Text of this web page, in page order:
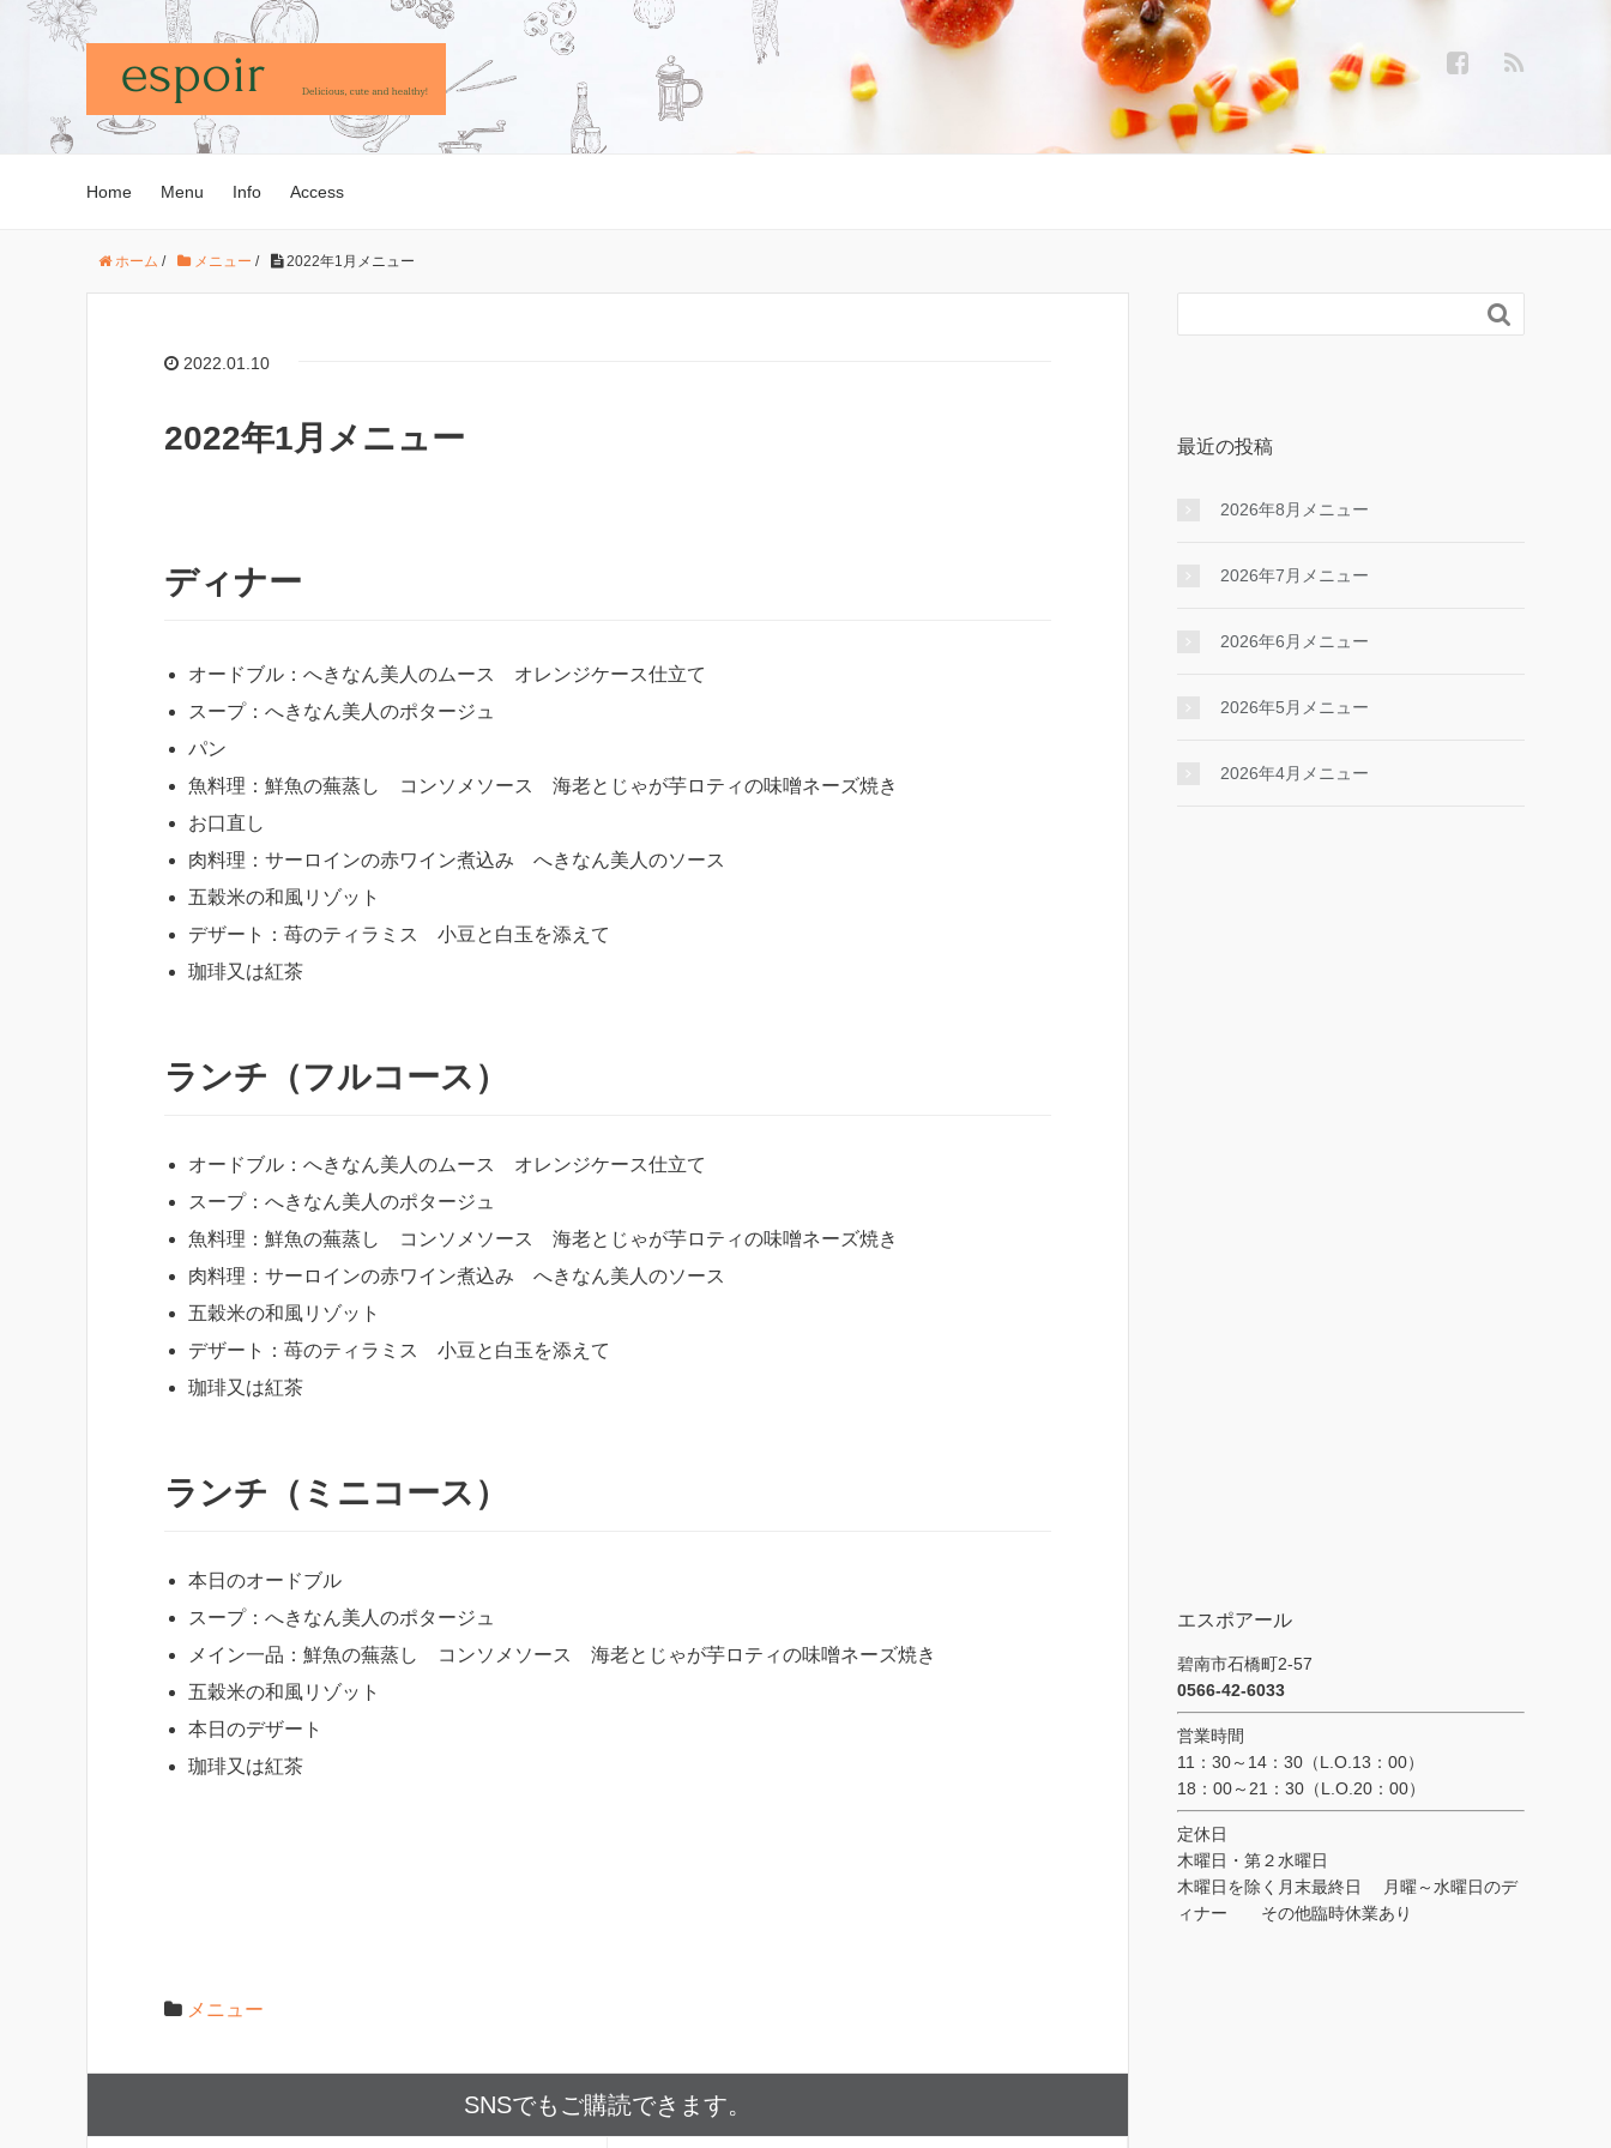
Home Menu Info Access
ホーム / メニュー / 2022年1月メニュー
2022.01.10
2022年1月メニュー
ディナー
オードブル：へきなん美人のムース オレンジケース仕立て
スープ：へきなん美人のポタージュ
パン
魚料理：鮮魚の蕪蒸し コンソメソース 海老とじゃが芋ロティの味噌ネーズ焼き
お口直し
肉料理：サーロインの赤ワイン煮込み へきなん美人のソース
五穀米の和風リゾット
デザート：苺のティラミス 小豆と白玉を添えて
珈琲又は紅茶
ランチ（フルコース）
オードブル：へきなん美人のムース オレンジケース仕立て
スープ：へきなん美人のポタージュ
魚料理：鮮魚の蕪蒸し コンソメソース 海老とじゃが芋ロティの味噌ネーズ焼き
肉料理：サーロインの赤ワイン煮込み へきなん美人のソース
五穀米の和風リゾット
デザート：苺のティラミス 小豆と白玉を添えて
珈琲又は紅茶
ランチ（ミニコース）
本日のオードブル
スープ：へきなん美人のポタージュ
メイン一品：鮮魚の蕪蒸し コンソメソース 海老とじゃが芋ロティの味噌ネーズ焼き
五穀米の和風リゾット
本日のデザート
珈琲又は紅茶
メニュー
SNSでもご購読できます。

最近の投稿
2026年8月メニュー
2026年7月メニュー
2026年6月メニュー
2026年5月メニュー
2026年4月メニュー
エスポアール
碧南市石橋町2-57
0566-42-6033
営業時間
11：30～14：30（L.O.13：00）
18：00～21：30（L.O.20：00）
定休日
木曜日・第２水曜日
木曜日を除く月末最終日 月曜～水曜日のデ
ィナー その他臨時休業あり